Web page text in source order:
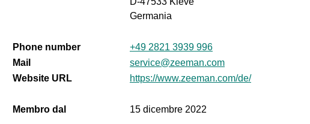
Germania
Phone number
+49 2821 3939 996
Mail
service@zeeman.com
Website URL
https://www.zeeman.com/de/
Membro dal 15 dicembre 2022